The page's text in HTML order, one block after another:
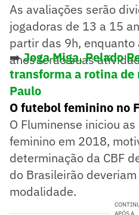
As avaliações serão
jogadoras de 13 a 15
partir das 9h,
anos terão suas
➡️Joga Miga, Pelado
transforma a rotina de
Paulo
O futebol feminino no
O Fluminense iniciou
feminino em 2018,
determinação da CBF
do Brasileirão
modalidade.
APÓS A